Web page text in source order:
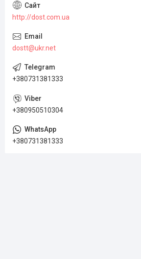
http://dost.com.ua
dostt@ukr.net
+380731381333
+380950510304
+380731381333